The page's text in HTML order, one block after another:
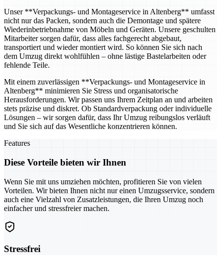
Unser **Verpackungs- und Montageservice in Altenberg** umfasst
nicht nur das Packen, sondern auch die Demontage und spätere
Wiederinbetriebnahme von Möbeln und Geräten. Unsere geschulten
Mitarbeiter sorgen dafür, dass alles fachgerecht abgebaut,
transportiert und wieder montiert wird. So können Sie sich nach
dem Umzug direkt wohlfühlen – ohne lästige Bastelarbeiten oder
fehlende Teile.
Mit einem zuverlässigen **Verpackungs- und Montageservice in
Altenberg** minimieren Sie Stress und organisatorische
Herausforderungen. Wir passen uns Ihrem Zeitplan an und arbeiten
stets präzise und diskret. Ob Standardverpackung oder individuelle
Lösungen – wir sorgen dafür, dass Ihr Umzug reibungslos verläuft
und Sie sich auf das Wesentliche konzentrieren können.
Features
Diese Vorteile bieten wir Ihnen
Wenn Sie mit uns umziehen möchten, profitieren Sie von vielen
Vorteilen. Wir bieten Ihnen nicht nur einen Umzugsservice, sondern
auch eine Vielzahl von Zusatzleistungen, die Ihren Umzug noch
einfacher und stressfreier machen.
Stressfrei